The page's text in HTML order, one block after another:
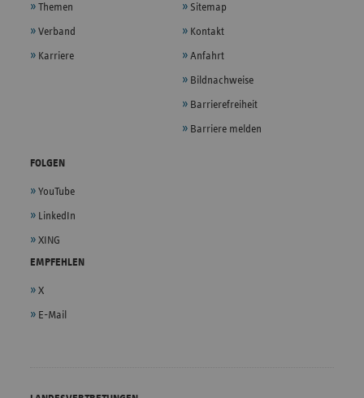
Themen
Verband
Karriere
Sitemap
Kontakt
Anfahrt
Bildnachweise
Barrierefreiheit
Barriere melden
FOLGEN
YouTube
LinkedIn
XING
EMPFEHLEN
X
E-Mail